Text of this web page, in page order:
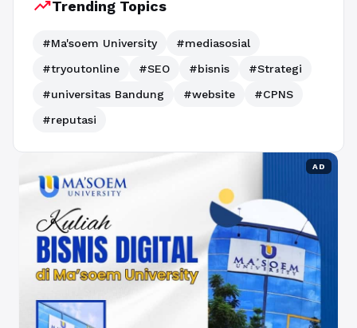
trending_upTrending Topics
#Ma'soem University
#mediasosial
#tryoutonline
#SEO #bisnis
#Strategi
#universitas Bandung
#website
#CPNS
#reputasi
AD